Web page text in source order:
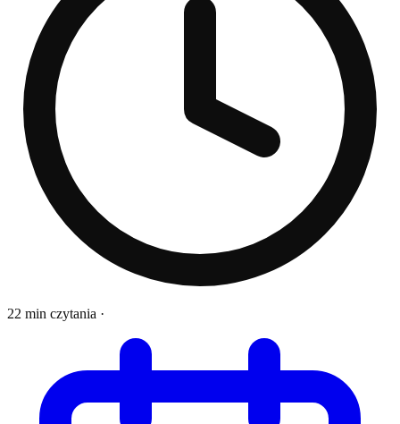
22 min czytania ·